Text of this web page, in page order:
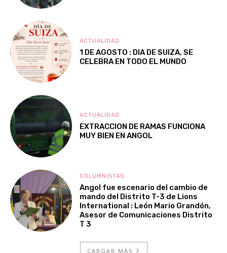
ACTUALIDAD
1 DE AGOSTO : DIA DE SUIZA, SE
CELEBRA EN TODO EL MUNDO
ACTUALIDAD
EXTRACCION DE RAMAS FUNCIONA
MUY BIEN EN ANGOL
COLUMNISTAS
Angol fue escenario del cambio de
mando del Distrito T-3 de Lions
International : León Mario Grandón,
Asesor de Comunicaciones Distrito
T 3
CARGAR MÁS